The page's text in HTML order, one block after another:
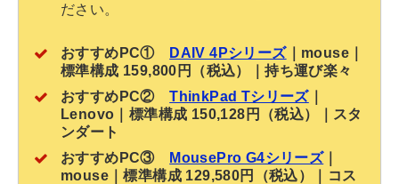
ださい。
おすすめPC① DAIV 4Pシリーズ｜mouse｜
標準構成 159,800円（税込）｜持ち運び楽々
おすすめPC②ThinkPad Tシリーズ｜
Lenovo｜標準構成 150,128円（税込）｜スタ
ンダート
おすすめPC③
MousePro G4シリーズ｜
mouse｜標準構成 129,580円（税込）｜コス